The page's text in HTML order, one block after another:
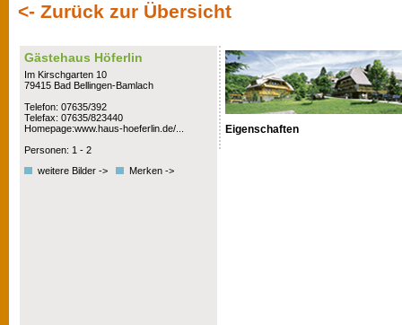
<- Zurück zur Übersicht
Gästehaus Höferlin
Im Kirschgarten 10
79415 Bad Bellingen-Bamlach
Telefon: 07635/392
Telefax: 07635/823440
Homepage:www.haus-hoeferlin.de/...
Personen: 1 - 2
weitere Bilder ->
Merken ->
Eigenschaften